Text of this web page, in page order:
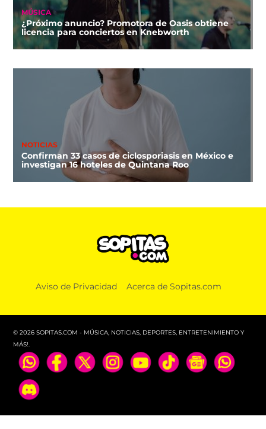
MÚSICA
¿Próximo anuncio? Promotora de Oasis obtiene
licencia para conciertos en Knebworth
NOTICIAS
Confirman 33 casos de ciclosporiasis en México e
investigan 16 hoteles de Quintana Roo
Entrevista con Pond: “la música tiene un rol de
Aviso de Privacidad Acerca de Sopitas.com
© 2026 SOPITAS.COM - MÚSICA, NOTICIAS, DEPORTES, ENTRETENIMIENTO Y
MÁS!.